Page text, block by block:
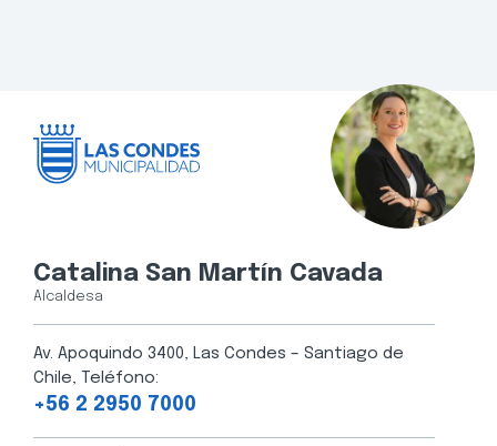
Catalina San Martín Cavada
Alcaldesa
Av. Apoquindo 3400, Las Condes – Santiago de
Chile, Teléfono:
+56 2 2950 7000